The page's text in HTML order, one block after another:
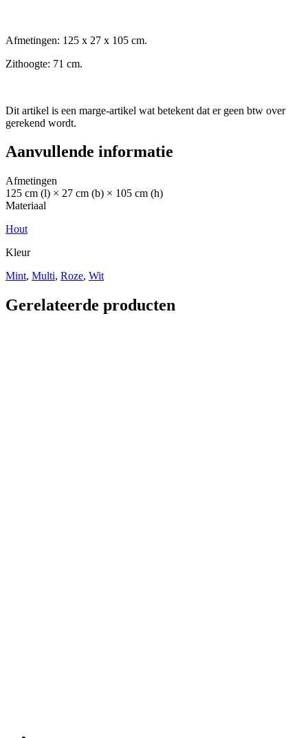
Afmetingen: 125 x 27 x 105 cm.
Zithoogte: 71 cm.
Dit artikel is een marge-artikel wat betekent dat er geen btw over
gerekend wordt.
Aanvullende informatie
Afmetingen
125 cm (l) × 27 cm (b) × 105 cm (h)
Materiaal
Hout
Kleur
Mint, Multi, Roze, Wit
Gerelateerde producten